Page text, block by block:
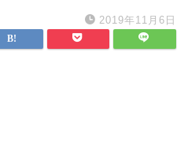
2019年11月6日